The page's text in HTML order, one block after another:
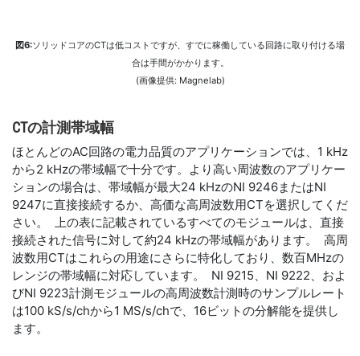
図6:ソリッドコアのCTは低コストですが、すでに稼働している回路に取り付ける場
合は手間がかかります。
(画像提供: Magnelab)
CTの計測帯域幅
ほとんどのAC回路の電力品質のアプリケーションでは、1 kHz
から2 kHzの帯域幅で十分です。より高い周波数のアプリケー
ションの場合は、帯域幅が最大24 kHzのNI 9246またはNI
9247に直接接続するか、高価な高周波数用CTを選択してくだ
さい。 上の表に記載されているすべてのモジュールは、直接
接続された信号に対して約24 kHzの帯域幅があります。 高周
波数用CTはこれらの用途にさらに特化しており、数百MHzの
レンジの帯域幅に対応しています。 NI 9215、NI 9222、およ
びNI 9223計測モジュールの高周波数計測時のサンプルレート
は100 kS/s/chから1 MS/s/chで、16ビットの分解能を提供し
ます。